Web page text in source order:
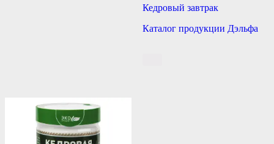
Кедровый завтрак
Каталог продукции Дэльфа